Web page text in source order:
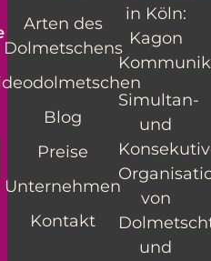
Arten des
Dolmetschens
Blog
Preise
Unternehmen
Kontakt
in Köln:
Kagon
Simultan-
und
von
und